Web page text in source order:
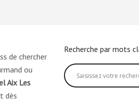
de chercher
ou
Aix Les
dès
Recherche par mots